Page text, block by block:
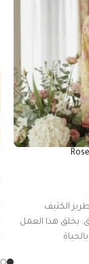
الكثيف
يخلق هذا العمل